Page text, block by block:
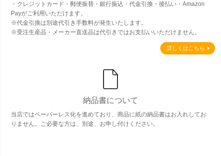
・クレジットカード・郵便振替・銀行振込・代金引換・後払い・Amazon
Payがご利用いただけます。
※代金引換は別途代引き手数料が発生いたします。
※受注生産品・メーカー直送品は代引きではお支払いいただけません。
詳しくはこちら
納品書について
当店ではペーパーレス化を進めており、商品に紙の納品書はお入れしてお
りません。ご必要な方は、別途、お申し付けください。